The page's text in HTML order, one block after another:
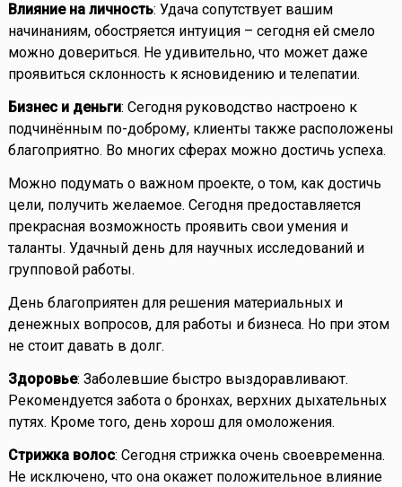
Влияние на личность: Удача сопутствует вашим
начинаниям, обостряется интуиция – сегодня ей смело
можно довериться. Не удивительно, что может даже
проявиться склонность к ясновидению и телепатии.
Бизнес и деньги: Сегодня руководство настроено к
подчинённым по-доброму, клиенты также расположены
благоприятно. Во многих сферах можно достичь успеха.
Можно подумать о важном проекте, о том, как достичь
цели, получить желаемое. Сегодня предоставляется
прекрасная возможность проявить свои умения и
таланты. Удачный день для научных исследований и
групповой работы.
День благоприятен для решения материальных и
денежных вопросов, для работы и бизнеса. Но при этом
не стоит давать в долг.
Здоровье: Заболевшие быстро выздоравливают.
Рекомендуется забота о бронхах, верхних дыхательных
путях. Кроме того, день хорош для омоложения.
Стрижка волос: Сегодня стрижка очень своевременна.
Не исключено, что она окажет положительное влияние